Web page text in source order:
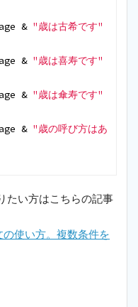
age &
"歳は古希です"
age &
"歳は喜寿です"
age &
"歳は傘寿です"
age &
"歳の呼び方はあ
たい方はこちらの記事
の使い方。複数条件を